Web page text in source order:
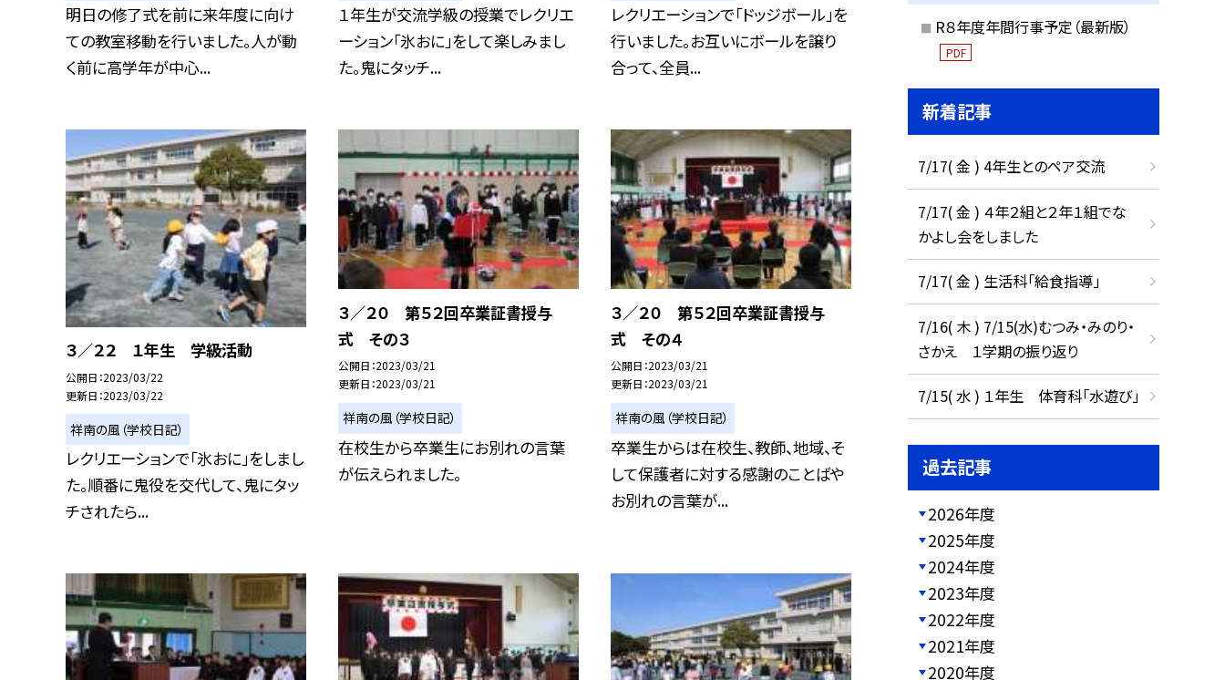
明日の修了式を前に来年度に向け
ての教室移動を行いました。人が動
く前に高学年が中心...
１年生が交流学級の授業でレクリエ
ーション「氷おに」をして楽しみまし
た。鬼にタッチ...
レクリエーションで「ドッジボール」を
行いました。お互いにボールを譲り
合って、全員...
３／２２ １年生 学級活動
公開日 2023/03/22
更新日 2023/03/22
祥南の風（学校日記）
レクリエーションで「氷おに」をしまし
た。順番に鬼役を交代して、鬼にタッ
チされたら...
３／２０ 第５２回卒業証書授与
式 その３
公開日 2023/03/21
更新日 2023/03/21
祥南の風（学校日記）
在校生から卒業生にお別れの言葉
が伝えられました。
３／２０ 第５２回卒業証書授与
式 その４
公開日 2023/03/21
更新日 2023/03/21
祥南の風（学校日記）
卒業生からは在校生、教師、地域、そ
して保護者に対する感謝のことばや
お別れの言葉が...
R８年度年間行事予定（最新版）
PDF
新着記事
7/17( 金 ) 4年生とのペア交流
7/17( 金 ) ４年２組と２年１組でな
かよし会をしました
7/17( 金 ) 生活科「給食指導」
7/16( 木 ) 7/15(水)むつみ・みのり・
さかえ １学期の振り返り
7/15( 水 ) １年生 体育科「水遊び」
過去記事
2026年度
2025年度
2024年度
2023年度
2022年度
2021年度
2020年度